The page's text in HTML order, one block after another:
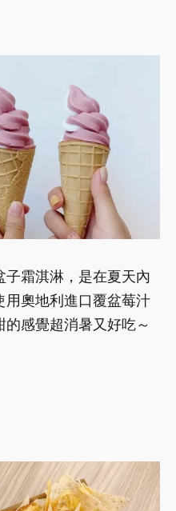
子霜淇淋，是在夏天內
用奧地利進口覆盆莓汁
感覺超消暑又好吃～